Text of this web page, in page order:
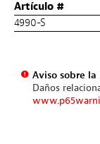
Artículo #
4990-S
Aviso sobre
Daños